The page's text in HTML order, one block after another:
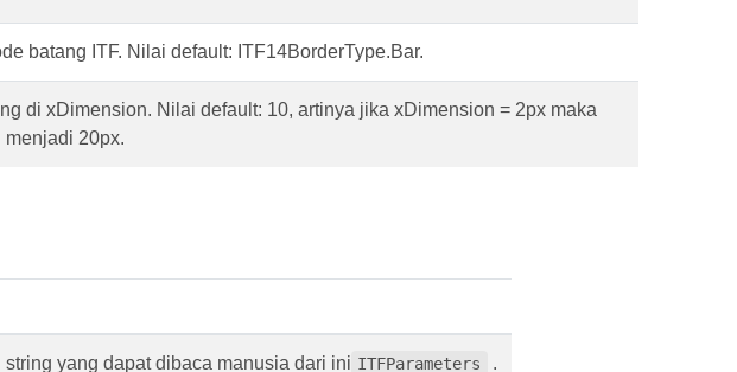
batang ITF. Nilai default: ITF14BorderType.Bar.
di xDimension. Nilai default: 10, artinya jika xDimension = 2px maka
menjadi 20px.
yang dapat dibaca manusia dari ini ITFParameters .